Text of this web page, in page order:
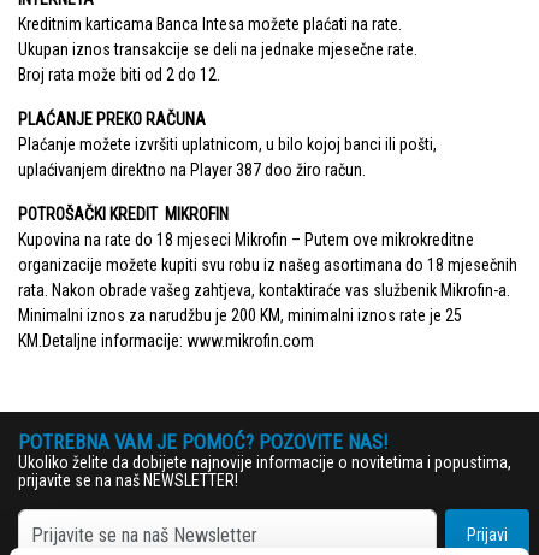
Kreditnim karticama Banca Intesa možete plaćati na rate.
Ukupan iznos transakcije se deli na jednake mjesečne rate.
Broj rata može biti od 2 do 12.
PLAĆANJE PREKO RAČUNA
Plaćanje možete izvršiti uplatnicom, u bilo kojoj banci ili pošti,
uplaćivanjem direktno na Player 387 doo žiro račun.
POTROŠAČKI KREDIT MIKROFIN
Kupovina na rate do 18 mjeseci Mikrofin – Putem ove mikrokreditne
organizacije možete kupiti svu robu iz našeg asortimana do 18 mjesečnih
rata. Nakon obrade vašeg zahtjeva, kontaktiraće vas službenik Mikrofin-a.
Minimalni iznos za narudžbu je 200 KM, minimalni iznos rate je 25
KM.Detaljne informacije: www.mikrofin.com
POTREBNA VAM JE POMOĆ? POZOVITE NAS!
Ukoliko želite da dobijete najnovije informacije o novitetima i popustima,
prijavite se na naš NEWSLETTER!
Prijavi